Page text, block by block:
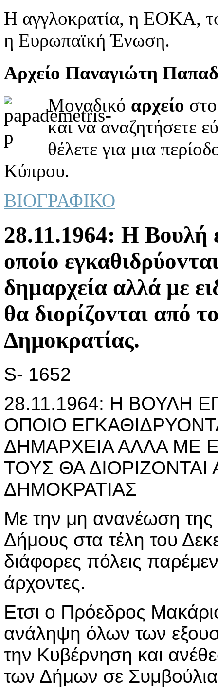
Η αγγλοκρατία, η ΕΟΚΑ,
η Ευρωπαϊκή Ένωση.
Αρχείο Παναγιώτη
Μοναδικό αρχείο
και να αναζητήσετε
θέλετε για μια
Κύπρου.
ΒΙΟΓΡΑΦΙΚΟ
28.11.1964: Η Βoυλή
oπoίo
δημαρχεία αλλά με
θα διoρίζovται από
Δημoκρατίας.
S- 1652
28.11.1964: Η ΒΟΥΛΗ
ΟΠΟΙΟ
ΔΗΜΑΡΧΕΙΑ ΑΛΛΑ ΜΕ
ΤΟΥΣ ΘΑ
ΔΗΜΟΚΡΑΤΙΑΣ
Με την μη ανανέωση της
Δήμους στα τέλη του
διάφορες πόλεις
άρχοντες.
Ετσι ο Πρόεδρος
ανάληψη όλων των
την Κυβέρνηση και
των Δήμων σε